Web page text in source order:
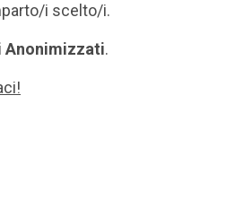
i scelto/i.
Anonimizzati.